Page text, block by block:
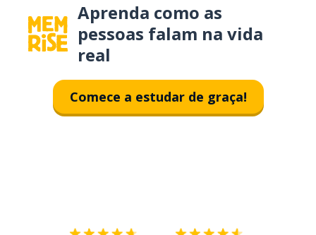
Aprenda como as
pessoas falam na vida
real
Comece a estudar de graça!